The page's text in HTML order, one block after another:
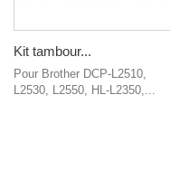
Kit tambour...
Pour Brother DCP-L2510,
L2530, L2550, HL-L2350,...